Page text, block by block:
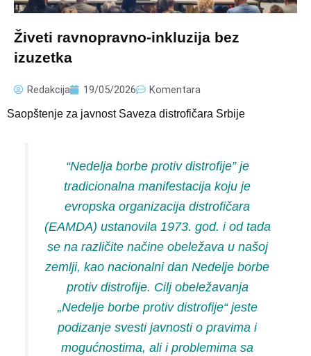
Živeti ravnopravno-inkluzija bez
izuzetka
Redakcija 19/05/2026 Komentara
Saopštenje za javnost Saveza distrofičara Srbije
“Nedelja borbe protiv distrofije” je
tradicionalna manifestacija koju je
evropska organizacija distrofičara
(EAMDA) ustanovila 1973. god. i od tada
se na različite načine obeležava u našoj
zemlji, kao nacionalni dan Nedelje borbe
protiv distrofije. Cilj obeležavanja
„Nedelje borbe protiv distrofije“ jeste
podizanje svesti javnosti o pravima i
mogućnostima, ali i problemima sa